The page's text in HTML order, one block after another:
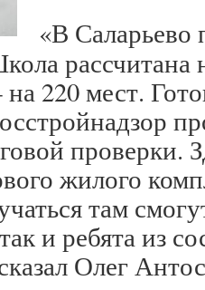
«В Саларьево
рассчитана
220 мест.
проверки.
жилого
там
и ребята из
Олег